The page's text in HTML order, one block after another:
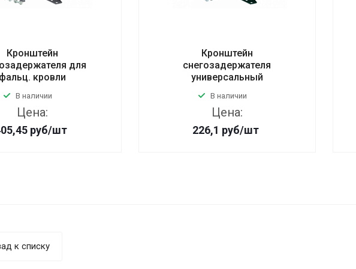
Кронштейн
для
фальц. кровли
В наличии
Цена:
руб/шт
Кронштейн
снегозадержателя
универсальный
В наличии
Цена:
226,1 руб/шт
к списку